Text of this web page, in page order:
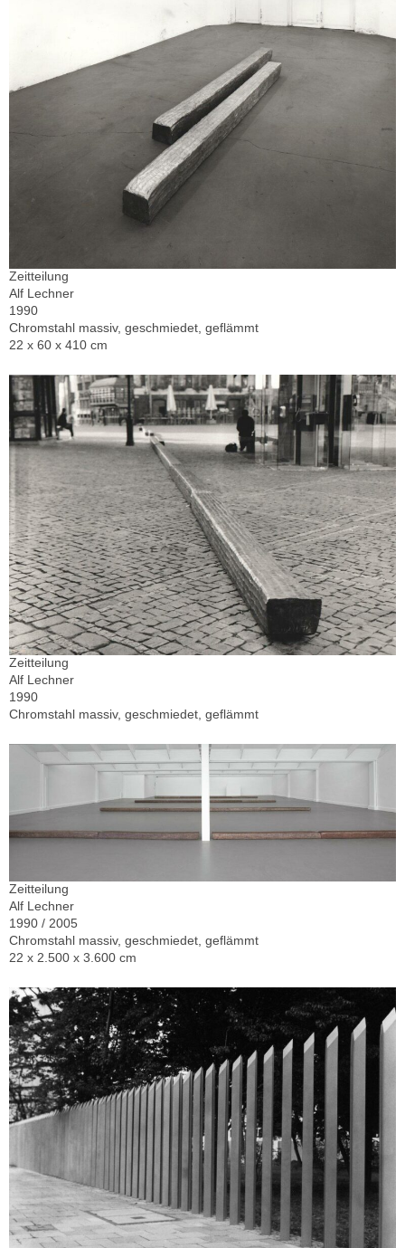
Zeitteilung
Alf Lechner
1990
Chromstahl massiv, geschmiedet, geflämmt
22 x 60 x 410 cm
Zeitteilung
Alf Lechner
1990
Chromstahl massiv, geschmiedet, geflämmt
Zeitteilung
Alf Lechner
1990 / 2005
Chromstahl massiv, geschmiedet, geflämmt
22 x 2.500 x 3.600 cm